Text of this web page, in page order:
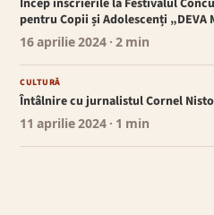
pentru Copii și Adolescenți „DEVA
16 aprilie 2024 · 2 min
CULTURĂ
Întâlnire cu jurnalistul Cornel
11 aprilie 2024 · 1 min